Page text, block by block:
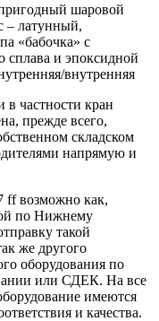
шаровой
– латунный,
«бабочка» с
сплава и эпоксидной
внутренняя
в частности кран
прежде всего,
складском
напрямую и
ff возможно как,
по Нижнему
такой
же другого
оборудования по
или СДЕК. На все
имеются
и качества.